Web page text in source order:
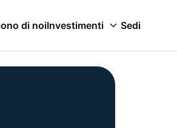
di noiInvestimenti Sedi